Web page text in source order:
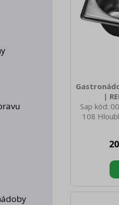
|
Sap kód:
108
0.22
brutto
Materiál:
Nerezové
65 Velikost